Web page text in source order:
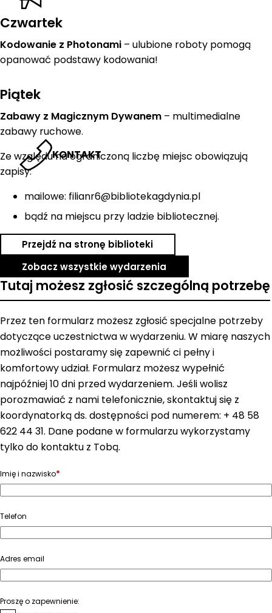
KONTAKT
Czwartek
Kodowanie z Photonami – ulubione roboty pomogą
opanować podstawy kodowania!
Piątek
Zabawy z Magicznym Dywanem – multimedialne
zabawy ruchowe.
Ze względu na ograniczoną liczbę miejsc obowiązują
zapisy:
mailowe: filianr6@bibliotekagdynia.pl
bądź na miejscu przy ladzie bibliotecznej.
Przejdź na stronę biblioteki
Zobacz wszystkie wydarzenia
Tutaj możesz zgłosić szczególną potrzebę
Przez ten formularz możesz zgłosić specjalne potrzeby
dotyczące uczestnictwa w wydarzeniu. W miarę naszych
możliwości postaramy się zapewnić ci pełny i
komfortowy udział. Formularz możesz wypełnić
najpóźniej 10 dni przed wydarzeniem. Jeśli wolisz
porozmawiać z nami telefonicznie, skontaktuj się z
koordynatorką ds. dostępności pod numerem: + 48 58
622 44 31. Dane podane w formularzu wykorzystamy
tylko do kontaktu z Tobą.
Imię i nazwisko*
Telefon
Adres email
Proszę o zapewnienie: